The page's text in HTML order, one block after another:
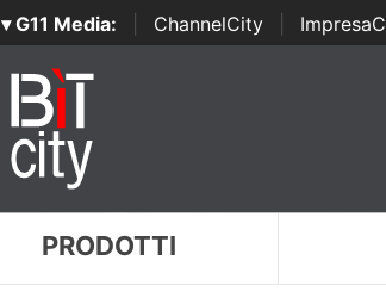
▾ G11 Media: ChannelCity
PRODOTTI